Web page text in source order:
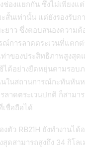
องแยกกัน ซึ่งไม่เพียงแ
สั้นเท่านั้น แต่ยังรองรับก
ยาว ซึ่งตอบสนองความต้
ณ์การลาดตระเวนที่แตกต่
ท่าของประสิทธิภาพสูงสุด
ได้อย่างยืดหยุ่นตามรอบภ
นในสถานการณ์กะทันหัน
ลาดตระเวนปกติ ก็สามา
เชื่อถือได้
ตัว RB21H ยังทำงานได้
สุดสามารถสูงถึง 34 กิโล